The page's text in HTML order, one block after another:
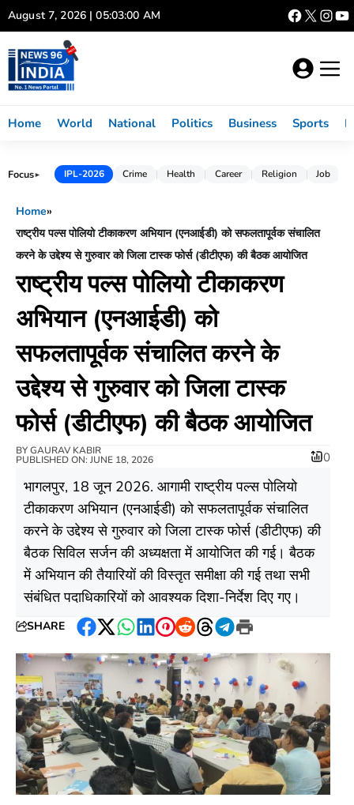
Skip
to
content
August 7, 2026 | 05:03:01 AM
Home World National Politics Business Sports
Focus► IPL-2026 Crime Health Career Religion Job
Home»
राष्ट्रीय पल्स पोलियो टीकाकरण अभियान (एनआईडी) को सफलतापूर्वक संचालित
करने के उद्देश्य से गुरुवार को जिला टास्क फोर्स (डीटीएफ) की बैठक आयोजित
राष्ट्रीय पल्स पोलियो टीकाकरण
अभियान (एनआईडी) को
सफलतापूर्वक संचालित करने के
उद्देश्य से गुरुवार को जिला टास्क
फोर्स (डीटीएफ) की बैठक आयोजित
BYGAURAV KABIR
PUBLISHED ON: JUNE 18, 2026 0
भागलपुर, 18 जून 2026. आगामी राष्ट्रीय पल्स पोलियो
टीकाकरण अभियान (एनआईडी) को सफलतापूर्वक संचालित
करने के उद्देश्य से गुरुवार को जिला टास्क फोर्स (डीटीएफ) की
बैठक सिविल सर्जन की अध्यक्षता में आयोजित की गई। बैठक
में अभियान की तैयारियों की विस्तृत समीक्षा की गई तथा सभी
संबंधित पदाधिकारियों को आवश्यक दिशा-निर्देश दिए गए।
SHARE
Facebook
Twitter
WhatsApp
LinkedIn
Pinterest
RedditThreads
Telegram
Print